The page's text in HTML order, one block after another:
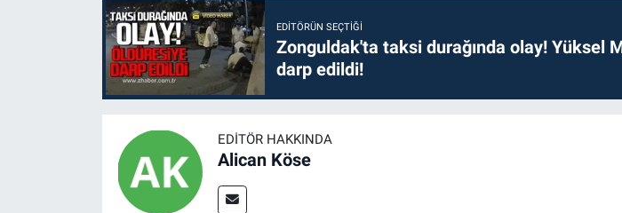
EDITÖRÜN SEÇTIĞI
Zonguldak'ta taksi durağında olay! Yüksel
darp edildi!
EDITÖR HAKKINDA
Alican Köse